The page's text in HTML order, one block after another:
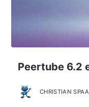
Peertube 6.2
CHRISTIAN